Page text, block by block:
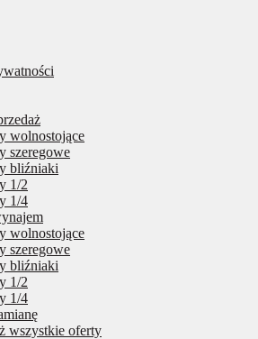
wolnostojące
szeregowe
bliźniaki
1/2
1/4
wolnostojące
szeregowe
bliźniaki
1/2
1/4
wszystkie oferty